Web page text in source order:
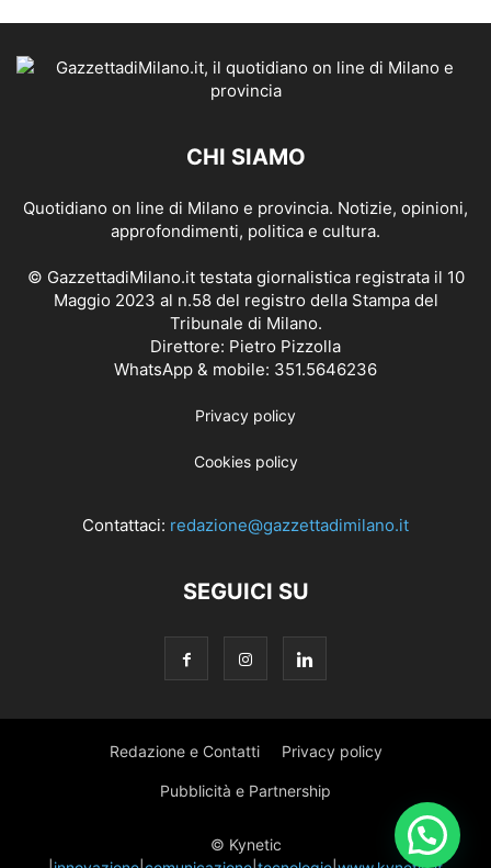
CHI SIAMO
Quotidiano on line di Milano e provincia. Notizie, opinioni,
approfondimenti, politica e cultura.
© GazzettadiMilano.it testata giornalistica registrata il 10
Maggio 2023 al n.58 del registro della Stampa del
Tribunale di Milano.
Direttore: Pietro Pizzolla
WhatsApp & mobile: 351.5646236
Privacy policy
Cookies policy
Contattaci: redazione@gazzettadimilano.it
SEGUICI SU
Redazione e Contatti Privacy policy
Pubblicità e Partnership
© Kynetic